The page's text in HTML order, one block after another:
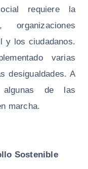
requiere la
organizaciones
y los ciudadanos.
varias
desigualdades. A
algunas de las
marcha.
Sostenible